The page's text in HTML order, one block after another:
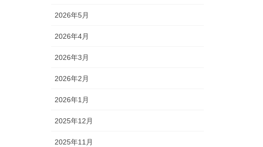
2026年5月
2026年4月
2026年3月
2026年2月
2026年1月
2025年12月
2025年11月